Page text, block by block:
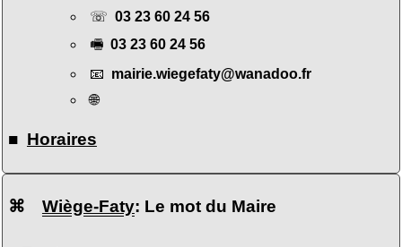
☏ 03 23 60 24 56
🖷 03 23 60 24 56
📧 mairie.wiegefaty@wanadoo.fr
🌐
■ Horaires
⌘ Wiège-Faty: Le mot du Maire